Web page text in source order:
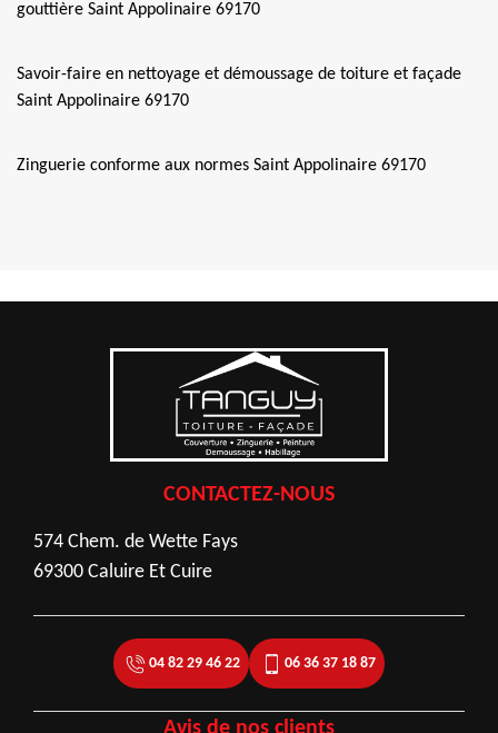
gouttière Saint Appolinaire 69170
Savoir-faire en nettoyage et démoussage de toiture et façade
Saint Appolinaire 69170
Zinguerie conforme aux normes Saint Appolinaire 69170
CONTACTEZ-NOUS
574 Chem. de Wette Fays
69300 Caluire Et Cuire
04 82 29 46 22 06 36 37 18 87
Avis de nos clients